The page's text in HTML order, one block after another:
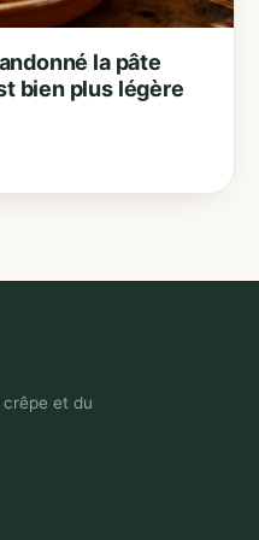
la pâte
bien plus légère
crêpe et du